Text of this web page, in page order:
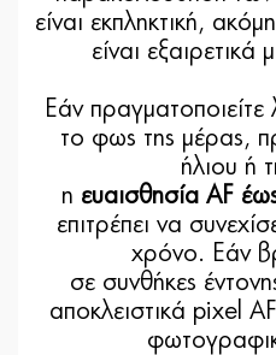
είναι εκπληκτική,
είναι
Εάν πραγματοποιείτε
το φως της μέρας,
ήλιου ή
η ευαισθησία AF
επιτρέπει να
χρόνο. Εάν
σε συνθήκες
αποκλειστικά pixel